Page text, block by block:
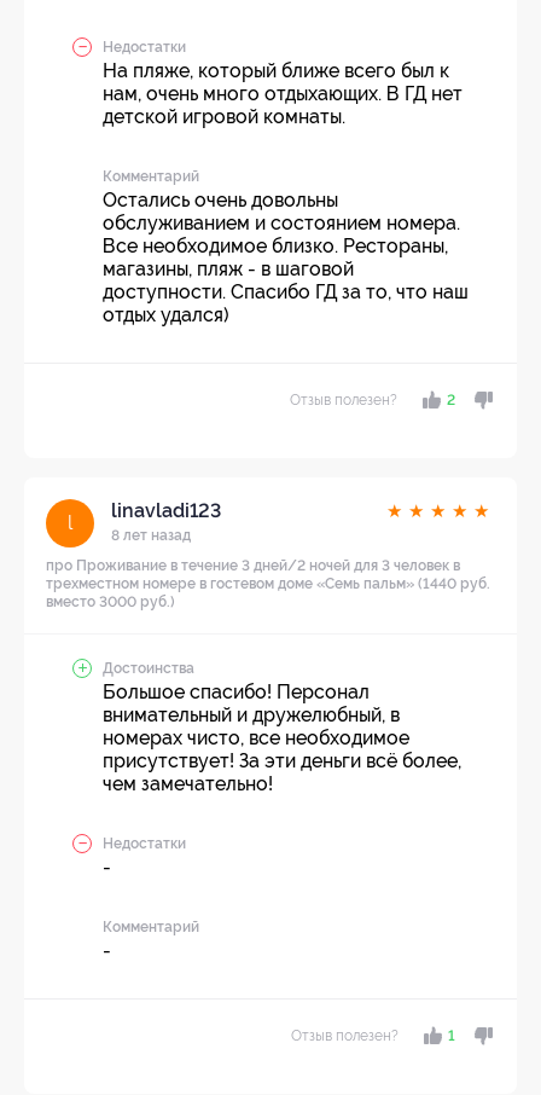
Недостатки
На пляже, который ближе всего был к
нам, очень много отдыхающих. В ГД нет
детской игровой комнаты.
Комментарий
Остались очень довольны
обслуживанием и состоянием номера.
Все необходимое близко. Рестораны,
магазины, пляж - в шаговой
доступности. Спасибо ГД за то, что наш
отдых удался)
Отзыв полезен? 2
l
linavladi123
8 лет назад
★ ★ ★ ★ ★
про Проживание в течение 3 дней/2 ночей для 3 человек в
трехместном номере в гостевом доме «Семь пальм» (1440 руб.
вместо 3000 руб.)
Достоинства
Большое спасибо! Персонал
внимательный и дружелюбный, в
номерах чисто, все необходимое
присутствует! За эти деньги всё более,
чем замечательно!
Недостатки
-
Комментарий
-
Отзыв полезен? 1